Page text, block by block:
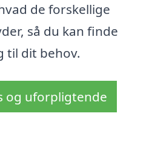
de forskellige
så du kan finde
til dit behov.
og uforpligtende